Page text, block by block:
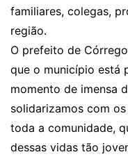
familiares, colegas,
região.
O prefeito de
que o município está
momento de imensa
solidarizamos com
toda a comunidade,
dessas vidas tão